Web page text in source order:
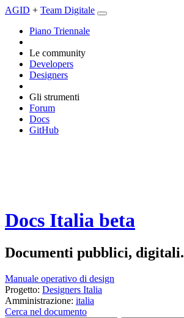
AGID + Team Digitale
Piano Triennale
Le community
Developers
Designers
Gli strumenti
Forum
Docs
GitHub
Docs Italia beta
Documenti pubblici, digitali.
Manuale operativo di design
Progetto: Designers Italia
Amministrazione: italia
Cerca nel documento